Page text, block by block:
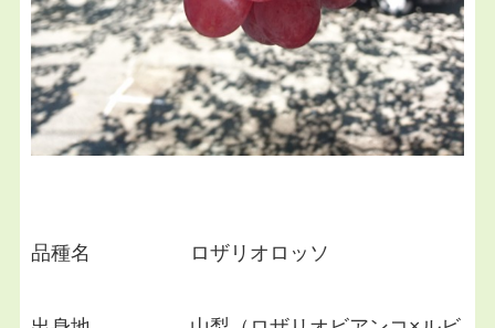
品種名 ロザリオロッソ